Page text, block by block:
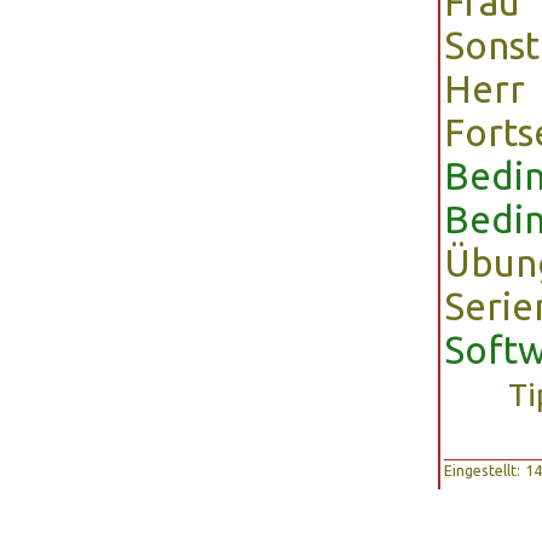
Herr
Eingestellt: